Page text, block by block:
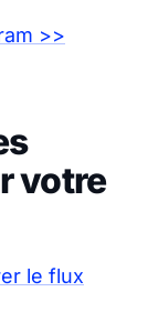
>>
votre
le flux